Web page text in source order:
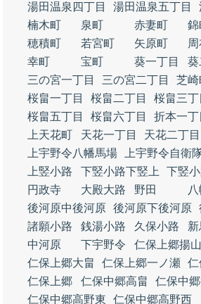
湯田温泉四丁目
湯田温泉五丁目
楠木町
泉町 赤妻町
錦
穂積町
若宮町 矢原町
幸町
宝町 葵一丁目
葵
三の宮一丁目
三の宮二丁目
芝崎
桜畠一丁目
桜畠二丁目 桜畠三丁
桜畠五丁目
桜畠六丁目 折本一丁
上天花町
天花一丁目 天花二丁目
上宇野令八幡馬場
上宇野令自衛
上竪小路
下竪小路下竪上
下竪
円政寺
大殿大路 野田
後河原中後河原 後河原下後河原
諸願小路
銭湯小路 久保小路
中河原
下宇野令 仁保上郷揚山
仁保上郷大畠
仁保上郷一ノ瀬 仁
仁保上郷
仁保中郷高畠
仁保中
仁保中郷高野東
仁保中郷高野西